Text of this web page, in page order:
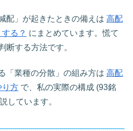
配」が起きたときの備えは 高配
る？ にまとめています。慌て
断する方法です。
「業種の分散」の組み方は 高配
り方 で、私の実際の構成 (93銘
しています。